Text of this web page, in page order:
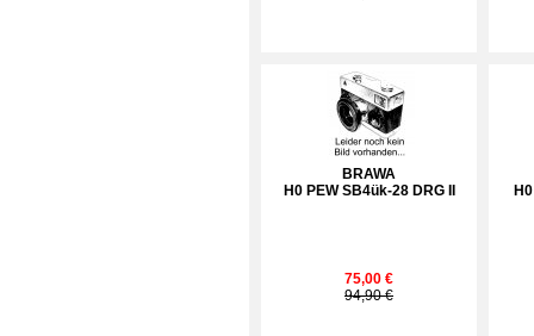
BRAWA
H0 PEW SB4ük-28 DRG II
75,00 €
94,90 €